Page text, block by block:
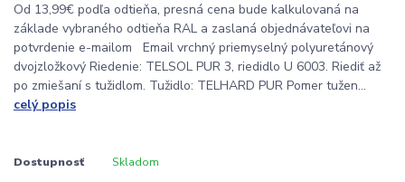
Od 13,99€ podľa odtieňa, presná cena bude kalkulovaná na
základe vybraného odtieňa RAL a zaslaná objednávateľovi na
potvrdenie e-mailom Email vrchný priemyselný polyuretánový
dvojzložkový Riedenie: TELSOL PUR 3, riedidlo U 6003. Riediť až
po zmiešaní s tužidlom. Tužidlo: TELHARD PUR Pomer tužen...
celý popis
Dostupnosť Skladom